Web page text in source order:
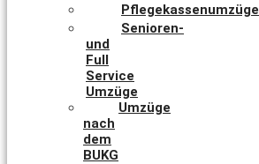
Pflegekassenumzüge
Senioren-
und
Full
Service
Umzüge
Umzüge
nach
dem
BUKG